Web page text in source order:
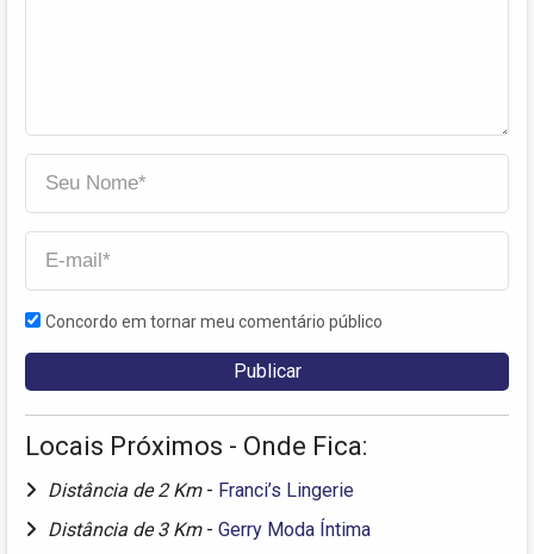
Concordo em tornar meu comentário público
Locais Próximos - Onde Fica:
Distância de 2 Km - Franci’s Lingerie
Distância de 3 Km - Gerry Moda Íntima